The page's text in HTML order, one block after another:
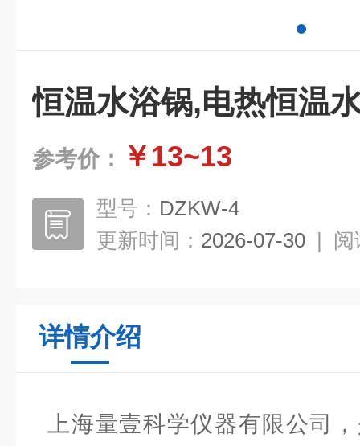
恒温水浴锅,电热恒温
参考价： ￥13~13
型号： DZKW-4
更新时间： 2026-07-30 | 阅
详情介绍
上海量壹科学仪器有限公司